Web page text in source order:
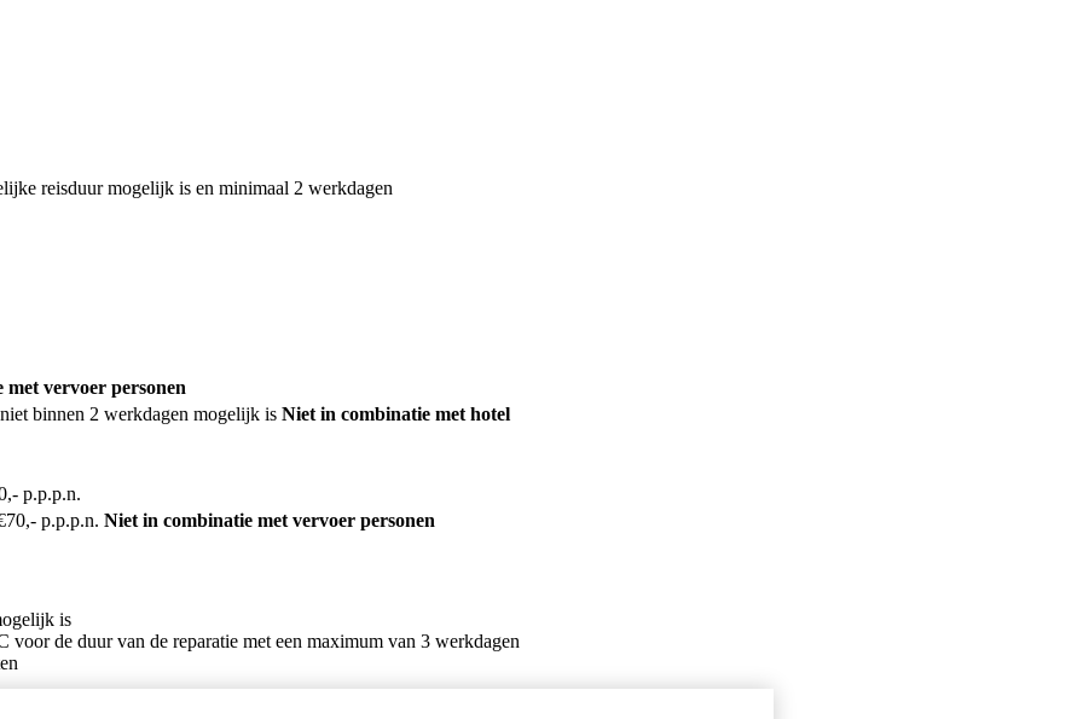
reisduur mogelijk is en minimaal 2 werkdagen
vervoer personen
binnen 2 werkdagen mogelijk is Niet in combinatie met hotel
p.p.p.n.
p.p.p.n. Niet in combinatie met vervoer personen
is
voor de duur van de reparatie met een maximum van 3 werkdagen